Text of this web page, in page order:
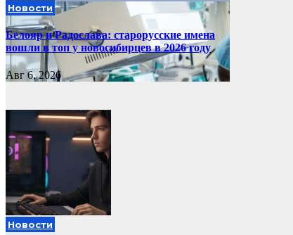
Новости
Белояр и Радослава: старорусские имена
вошли в топ у новосибирцев в 2026 году
Авг 6, 2026
Новости